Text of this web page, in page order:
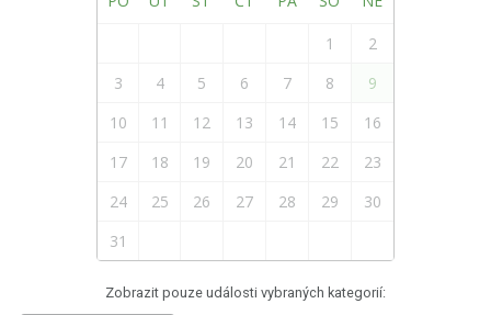
1
2
3
4 5 6 7 8
9
10
11 12 13 14 15
16
17
18 19 20 21 22
23
24
25 26 27 28 29
30
31
Zobrazit pouze události vybraných kategorií: